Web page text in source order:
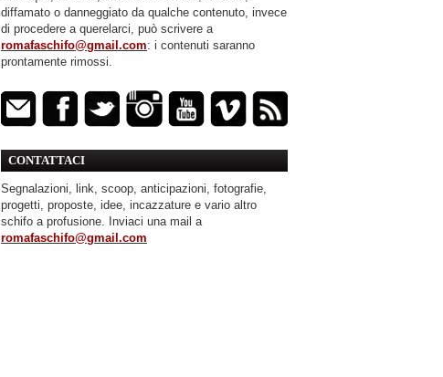
diffamato o danneggiato da qualche contenuto, invece
di procedere a querelarci, può scrivere a
romafaschifo@gmail.com: i contenuti saranno
prontamente rimossi.
CONTATTACI
Segnalazioni, link, scoop, anticipazioni, fotografie,
progetti, proposte, idee, incazzature e vario altro
schifo a profusione. Inviaci una mail a
romafaschifo@gmail.com